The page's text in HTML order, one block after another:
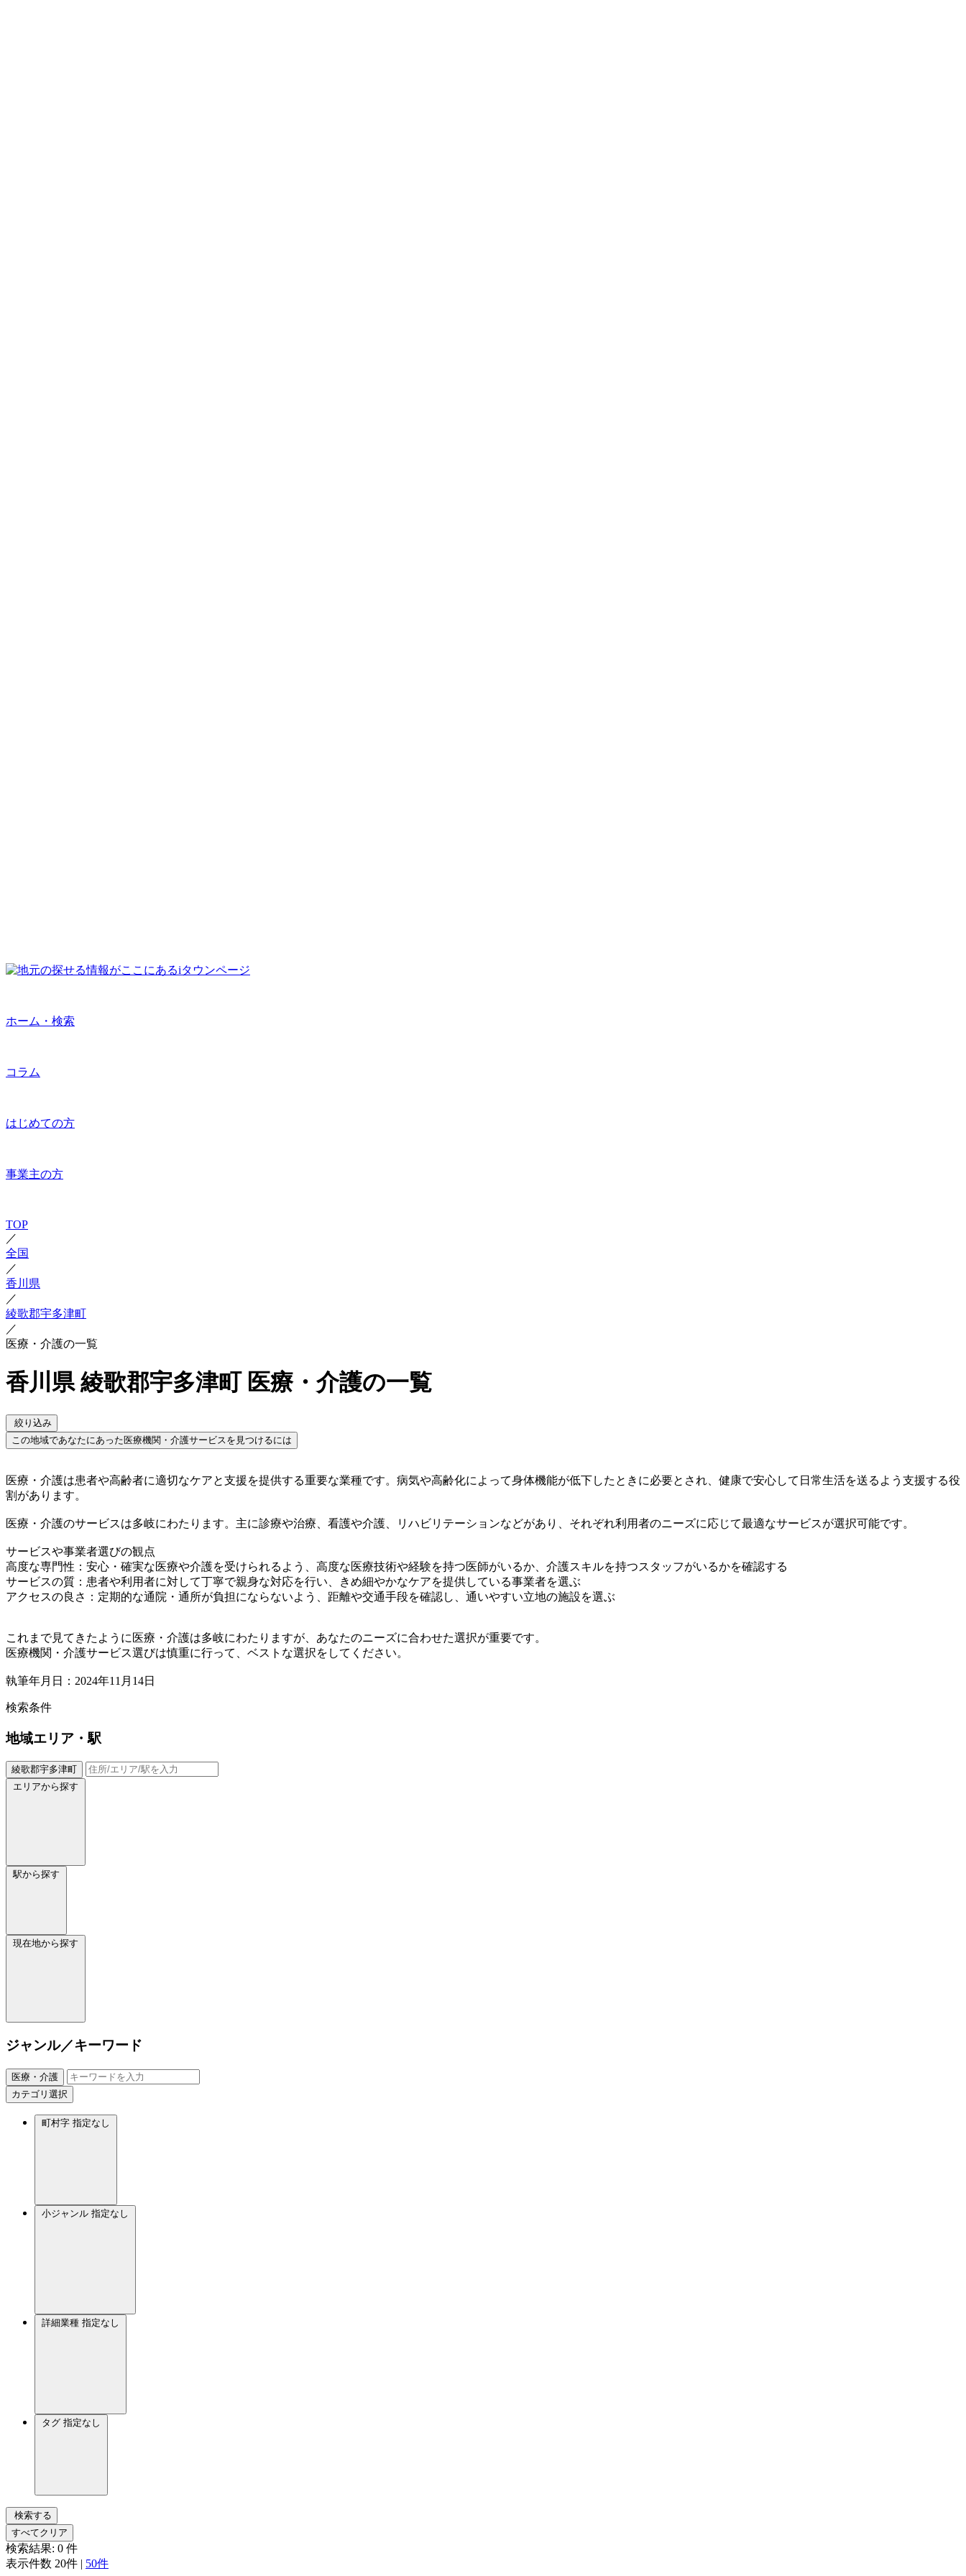
ホーム・検索
コラム
はじめての方
事業主の方
TOP
／
全国
／
香川県
／
綾歌郡宇多津町
／
医療・介護の一覧
香川県 綾歌郡宇多津町 医療・介護の一覧
絞り込み
この地域であなたにあった医療機関・介護サービスを見つけるには
医療・介護は患者や高齢者に適切なケアと支援を提供する重要な業種です。病気や高齢化によって身体機能が低下したときに必要とされ、健康で安心して日常生活を送るよう支援する役
割があります。
医療・介護のサービスは多岐にわたります。主に診療や治療、看護や介護、リハビリテーションなどがあり、それぞれ利用者のニーズに応じて最適なサービスが選択可能です。
サービスや事業者選びの観点
高度な専門性：安心・確実な医療や介護を受けられるよう、高度な医療技術や経験を持つ医師がいるか、介護スキルを持つスタッフがいるかを確認する
サービスの質：患者や利用者に対して丁寧で親身な対応を行い、きめ細やかなケアを提供している事業者を選ぶ
アクセスの良さ：定期的な通院・通所が負担にならないよう、距離や交通手段を確認し、通いやすい立地の施設を選ぶ
これまで見てきたように医療・介護は多岐にわたりますが、あなたのニーズに合わせた選択が重要です。
医療機関・介護サービス選びは慎重に行って、ベストな選択をしてください。
執筆年月日：2024年11月14日
検索条件
地域エリア・駅
綾歌郡宇多津町
エリアから探す
駅から探す
現在地から探す
ジャンル／キーワード
医療・介護
カテゴリ選択
町村字 指定なし
小ジャンル 指定なし
詳細業種 指定なし
タグ 指定なし
検索する
すべてクリア
検索結果: 0 件
表示件数 20件 | 50件